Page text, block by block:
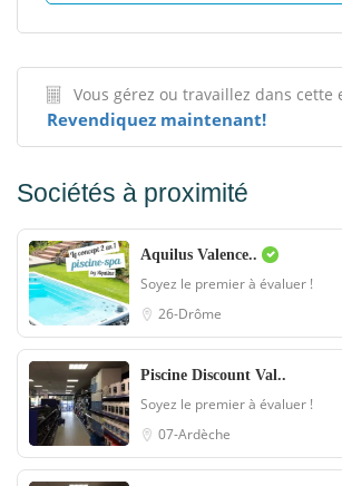
Vous gérez ou travaillez dans cette
Revendiquez maintenant!
Sociétés à proximité
Aquilus Valence..
Soyez le premier à évaluer !
26-Drôme
Piscine Discount Val..
Soyez le premier à évaluer !
07-Ardèche